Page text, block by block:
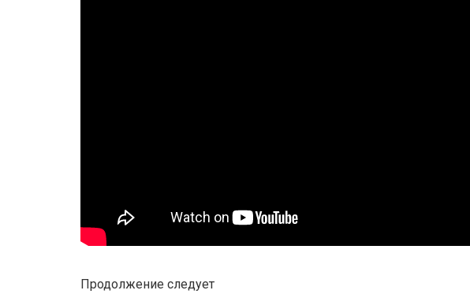
Продолжение следует